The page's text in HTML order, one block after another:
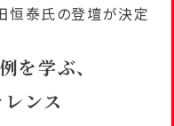
恒泰氏の登壇が決定
学ぶ、
ンス